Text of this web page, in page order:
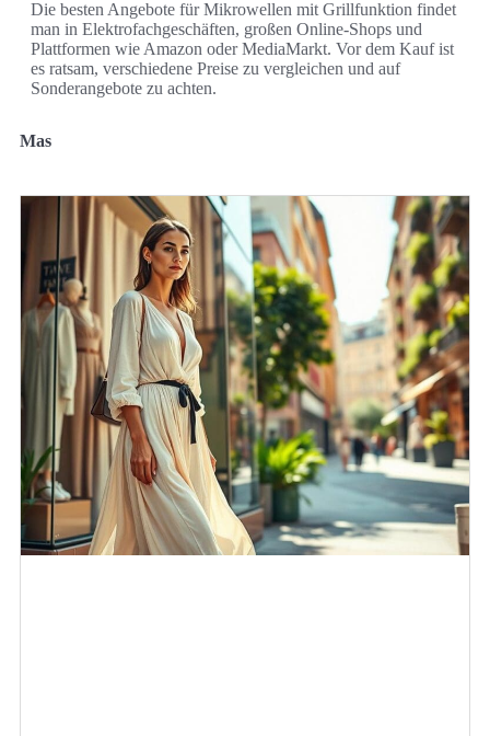
Die besten Angebote für Mikrowellen mit Grillfunktion findet
man in Elektrofachgeschäften, großen Online-Shops und
Plattformen wie Amazon oder MediaMarkt. Vor dem Kauf ist
es ratsam, verschiedene Preise zu vergleichen und auf
Sonderangebote zu achten.
Mas